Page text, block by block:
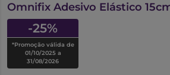
Omnifix Adesivo Elástico
-25%
*Promoção válida de
01/10/2025 a
31/08/2026